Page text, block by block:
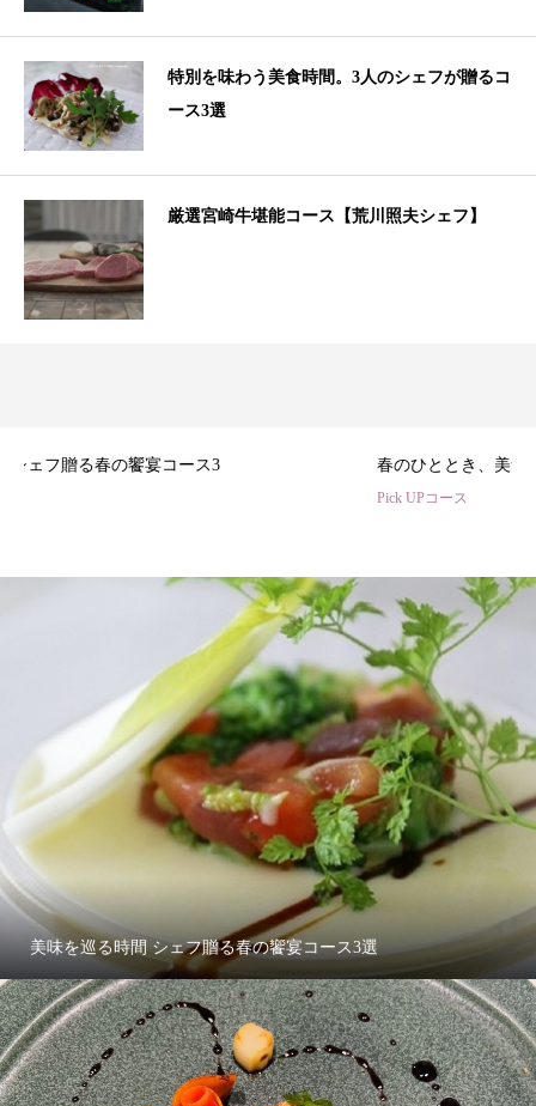
特別を味わう美食時間。3人のシェフが贈るコ
ース3選
厳選宮崎牛堪能コース【荒川照夫シェフ】
春のひととき、美食シェフ3名の特別コース
美味を巡る時間 シェフ贈る春の饗宴コース3選